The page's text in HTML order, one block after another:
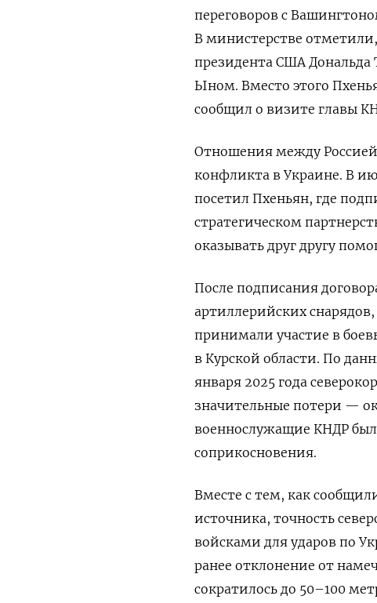
переговоров с
В министерстве
президента США Дональда
Ыном. Вместо этого
сообщил о визите главы
Отношения между
конфликта в Украине. В
посетил Пхеньян, где
стратегическом
оказывать друг другу
После подписания
артиллерийских
принимали участие в
в Курской области. По
января 2025 года
значительные потери —
военнослужащие КНДР
соприкосновения.
Вместе с тем, как
источника, точность
войсками для ударов по
ранее отклонение от
сократилось до 50–100